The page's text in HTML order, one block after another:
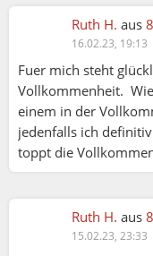
Ruth H. aus
16.02.23, 19:13
Fuer mich steht
Vollkommenheit.
einem in der
jedenfalls ich
toppt die
Ruth H. aus
15.02.23, 23:33
fühlen ABSOLUT
Suchmaschine
Da der
auf dieser Welt
meinem
bei weitem nicht
mir sich niemand
man das gleich
Aber ja hat man